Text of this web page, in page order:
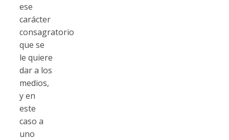
ese
carácter
consagratorio
que se
le quiere
dar a los
medios,
y en
este
caso a
uno